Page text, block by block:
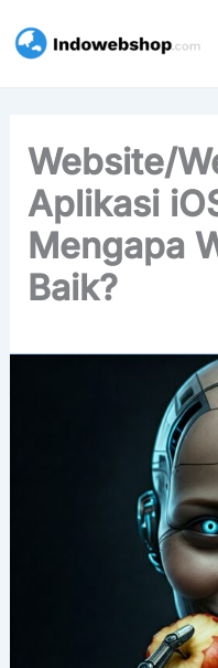
ke
Website/
Aplikasi
Mengapa
Baik?